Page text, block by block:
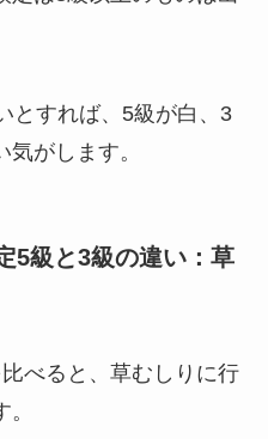
とすれば、5級が白、3
がします。
5級と3級の違い：草
べると、草むしりに行